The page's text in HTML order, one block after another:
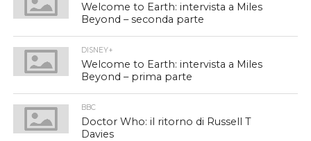
Welcome to Earth: intervista a Miles
Beyond – seconda parte
DISNEY+
Welcome to Earth: intervista a Miles
Beyond – prima parte
BBC
Doctor Who: il ritorno di Russell T
Davies